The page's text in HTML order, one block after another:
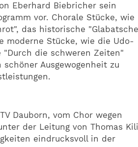
Eberhard Biebricher sein
vor. Chorale Stücke, wie
das historische
moderne Stücke, wie die Udo-
"Durch die schweren Zeiten"
Ausgewogenheit zu
Dauborn, vom Chor wegen
der Leitung von Thomas
eindrucksvoll in der